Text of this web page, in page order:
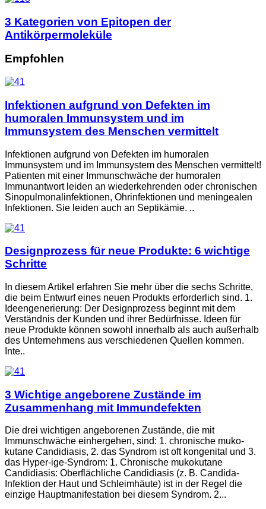
3 Kategorien von Epitopen der
Antikörpermoleküle
Empfohlen
Infektionen aufgrund von Defekten im
humoralen Immunsystem und im
Immunsystem des Menschen vermittelt
Infektionen aufgrund von Defekten im humoralen
Immunsystem und im Immunsystem des Menschen vermittelt!
Patienten mit einer Immunschwäche der humoralen
Immunantwort leiden an wiederkehrenden oder chronischen
Sinopulmonalinfektionen, Ohrinfektionen und meningealen
Infektionen. Sie leiden auch an Septikämie. ..
Designprozess für neue Produkte: 6 wichtige
Schritte
In diesem Artikel erfahren Sie mehr über die sechs Schritte,
die beim Entwurf eines neuen Produkts erforderlich sind. 1.
Ideengenerierung: Der Designprozess beginnt mit dem
Verständnis der Kunden und ihrer Bedürfnisse. Ideen für
neue Produkte können sowohl innerhalb als auch außerhalb
des Unternehmens aus verschiedenen Quellen kommen.
Inte..
3 Wichtige angeborene Zustände im
Zusammenhang mit Immundefekten
Die drei wichtigen angeborenen Zustände, die mit
Immunschwäche einhergehen, sind: 1. chronische muko-
kutane Candidiasis, 2. das Syndrom ist oft kongenital und 3.
das Hyper-ige-Syndrom: 1. Chronische mukokutane
Candidiasis: Oberflächliche Candidiasis (z. B. Candida-
Infektion der Haut und Schleimhäute) ist in der Regel die
einzige Hauptmanifestation bei diesem Syndrom. 2...